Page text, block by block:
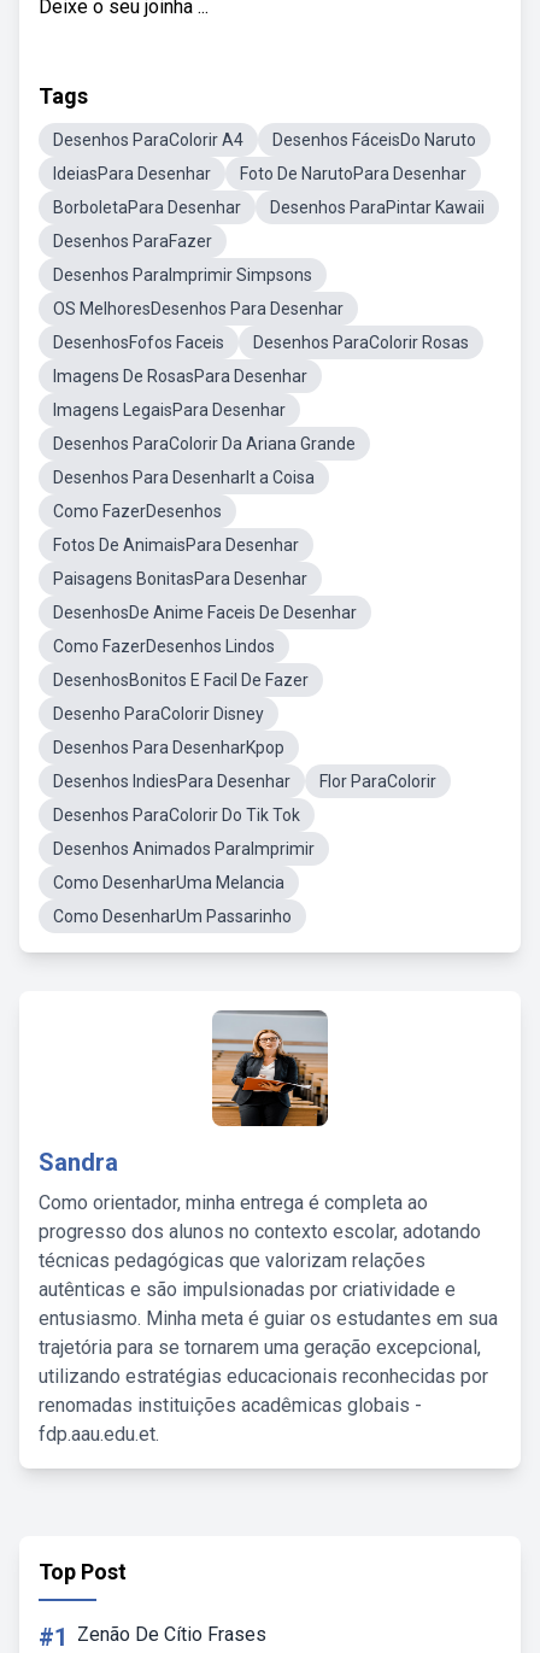
Deixe o seu joinha ...
Tags
Desenhos ParaColorir A4
Desenhos FáceisDo Naruto
IdeiasPara Desenhar
Foto De NarutoPara Desenhar
BorboletaPara Desenhar
Desenhos ParaPintar Kawaii
Desenhos ParaFazer
Desenhos ParaImprimir Simpsons
OS MelhoresDesenhos Para Desenhar
DesenhosFofos Faceis
Desenhos ParaColorir Rosas
Imagens De RosasPara Desenhar
Imagens LegaisPara Desenhar
Desenhos ParaColorir Da Ariana Grande
Desenhos Para DesenharIt a Coisa
Como FazerDesenhos
Fotos De AnimaisPara Desenhar
Paisagens BonitasPara Desenhar
DesenhosDe Anime Faceis De Desenhar
Como FazerDesenhos Lindos
DesenhosBonitos E Facil De Fazer
Desenho ParaColorir Disney
Desenhos Para DesenharKpop
Desenhos IndiesPara Desenhar
Flor ParaColorir
Desenhos ParaColorir Do Tik Tok
Desenhos Animados ParaImprimir
Como DesenharUma Melancia
Como DesenharUm Passarinho
Sandra
Como orientador, minha entrega é completa ao
progresso dos alunos no contexto escolar, adotando
técnicas pedagógicas que valorizam relações
autênticas e são impulsionadas por criatividade e
entusiasmo. Minha meta é guiar os estudantes em sua
trajetória para se tornarem uma geração excepcional,
utilizando estratégias educacionais reconhecidas por
renomadas instituições acadêmicas globais -
fdp.aau.edu.et.
Top Post
#1 Zenão De Cítio Frases